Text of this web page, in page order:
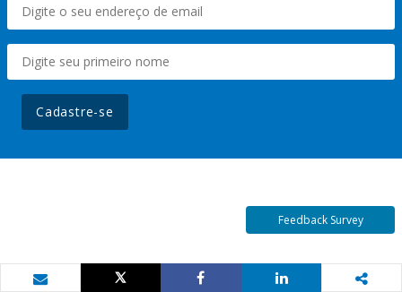
Cadastre-se
Feedback Survey